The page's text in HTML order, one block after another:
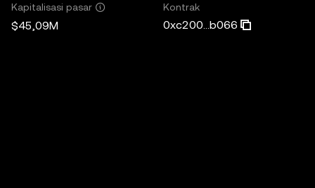
Kapitalisasi pasar
$45,09M
Kontrak
0xc200...b066